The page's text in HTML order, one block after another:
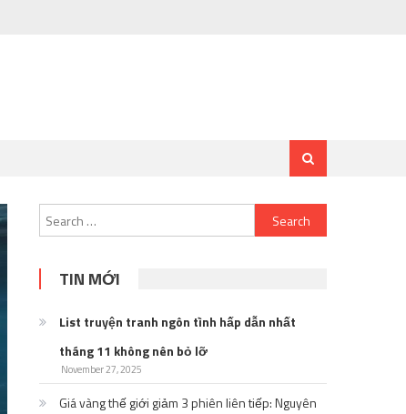
Search
for:
TIN MỚI
List truyện tranh ngôn tình hấp dẫn nhất
tháng 11 không nên bỏ lỡ
November 27, 2025
Giá vàng thế giới giảm 3 phiên liên tiếp: Nguyên